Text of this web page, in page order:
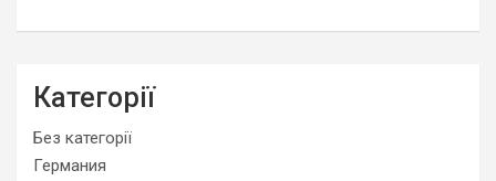
Категорії
Без категорії
Германия